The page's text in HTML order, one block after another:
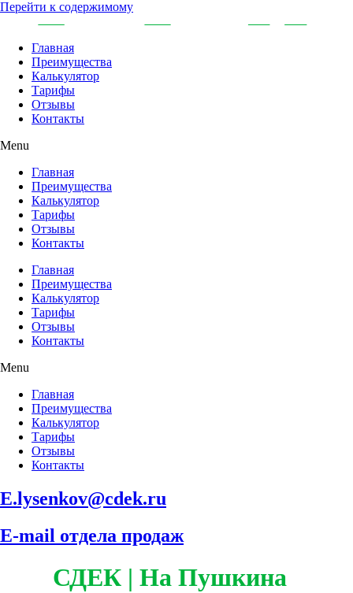
Перейти к содержимому
Главная
Преимущества
Калькулятор
Тарифы
Отзывы
Контакты
Menu
Главная
Преимущества
Калькулятор
Тарифы
Отзывы
Контакты
Главная
Преимущества
Калькулятор
Тарифы
Отзывы
Контакты
Menu
Главная
Преимущества
Калькулятор
Тарифы
Отзывы
Контакты
E.lysenkov@cdek.ru
E-mail отдела продаж
СДЕК | На Пушкина